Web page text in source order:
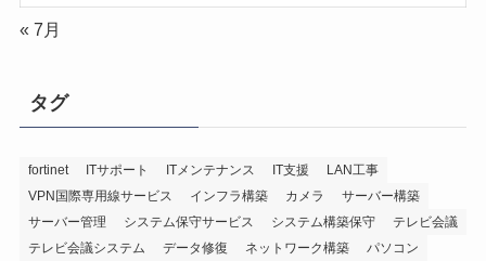
« 7月
タグ
fortinet ITサポート ITメンテナンス IT支援
LAN工事
VPN国際専用線サービス
インフラ構築 カメラ
サーバー構築
サーバー管理
システム保守サービス システム構築保守
テレビ会議
テレビ会議システム
データ修復 ネットワーク構築
パソコン